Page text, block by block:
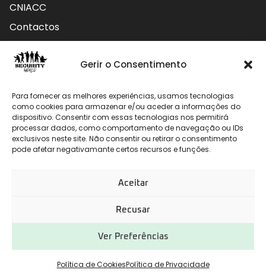
Gerir o Consentimento
Para fornecer as melhores experiências, usamos tecnologias
como cookies para armazenar e/ou aceder a informações do
dispositivo. Consentir com essas tecnologias nos permitirá
processar dados, como comportamento de navegação ou IDs
exclusivos neste site. Não consentir ou retirar o consentimento
pode afetar negativamante certos recursos e funções.
Aceitar
Recusar
Ver Preferências
Política de CookiesPolítica de Privacidade
CNIACC
Contactos
Contactos
912 009 740 (Chamada para rede móvel nacional)
geral@securityworld.pt
Desenvolvido por CHITAS WEBSOLUTIONS